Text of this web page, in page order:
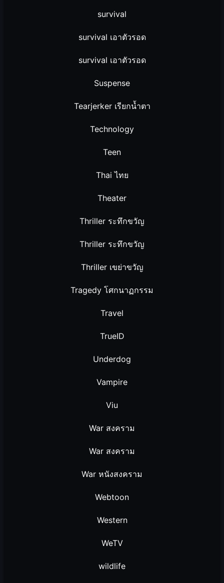
survival
survival เอาตัวรอด
survival เอาตัวรอด
Suspense
Tearjerker เรียกน้ำตา
Technology
Teen
Thai ไทย
Theater
Thriller ระทึกขวัญ
Thriller ระทึกขวัญ
Thriller เขย่าขวัญ
Tragedy โศกนาฏกรรม
Travel
TrueID
Underdog
Vampire
Viu
War สงคราม
War สงคราม
War หนังสงคราม
Webtoon
Western
WeTV
wildlife